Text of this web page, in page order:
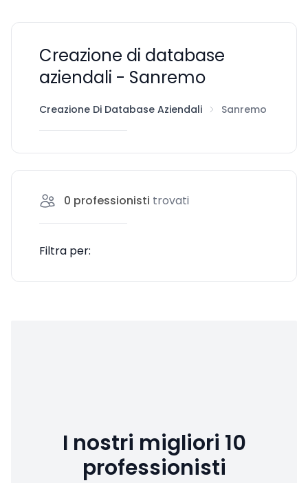
Creazione di database
aziendali - Sanremo
Creazione Di Database Aziendali Sanremo
0 professionisti trovati
Filtra per:
I nostri migliori 10
professionisti